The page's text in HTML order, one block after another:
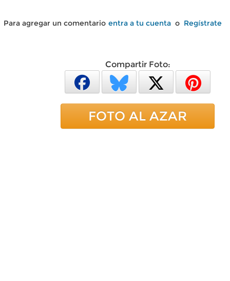
Para agregar un comentario entra a tu cuenta o Regístrate
Compartir Foto:
FOTO AL AZAR